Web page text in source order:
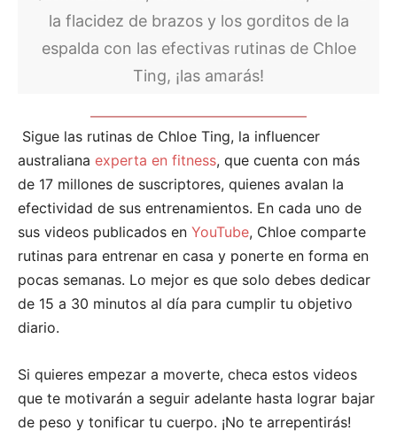
la flacidez de brazos y los gorditos de la
espalda con las efectivas rutinas de Chloe
Ting, ¡las amarás!
Sigue las rutinas de Chloe Ting, la influencer
australiana experta en fitness, que cuenta con más
de 17 millones de suscriptores, quienes avalan la
efectividad de sus entrenamientos. En cada uno de
sus videos publicados en YouTube, Chloe comparte
rutinas para entrenar en casa y ponerte en forma en
pocas semanas. Lo mejor es que solo debes dedicar
de 15 a 30 minutos al día para cumplir tu objetivo
diario.
Si quieres empezar a moverte, checa estos videos
que te motivarán a seguir adelante hasta lograr bajar
de peso y tonificar tu cuerpo. ¡No te arrepentirás!